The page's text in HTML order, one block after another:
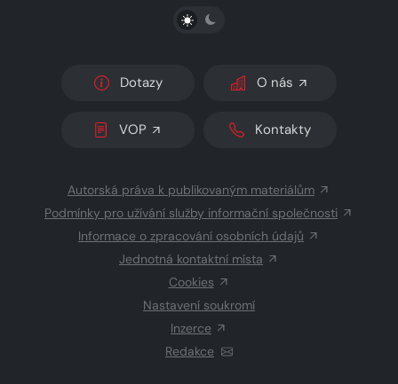
PŘEPNOUT SVĚTLÝ/TMAVÝ REŽIM
Dotazy O nás
VOP Kontakty
Autorská práva k publikovaným materiálům
Podmínky pro užívání služby informační společnosti
Informace o zpracování osobních údajů
Jednotná kontaktní místa
Cookies
Nastavení soukromí
Inzerce
Redakce